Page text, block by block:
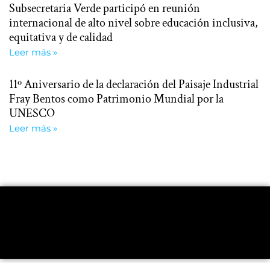
Subsecretaria Verde participó en reunión
internacional de alto nivel sobre educación inclusiva,
equitativa y de calidad
Leer más »
11º Aniversario de la declaración del Paisaje Industrial
Fray Bentos como Patrimonio Mundial por la
UNESCO
Leer más »